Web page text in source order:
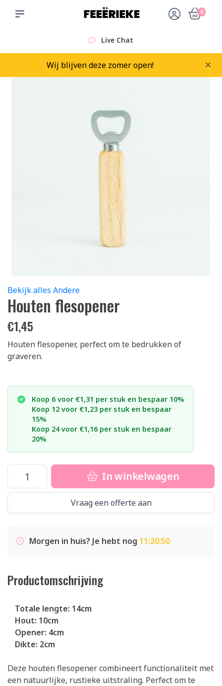
0
Live Chat
Wij blijven deze zomer open! ×
Bekijk alles Andere
Houten flesopener
€1,45
Houten flesopener, perfect om te bedrukken of
graveren.
Koop 6 voor €1,31 per stuk en bespaar 10%
Koop 12 voor €1,23 per stuk en bespaar
15%
Koop 24 voor €1,16 per stuk en bespaar
20%
In winkelwagen
Vraag een offerte aan
Morgen in huis? Je hebt nog 11:20:50
Productomschrijving
Totale lengte: 14cm
Hout: 10cm
Opener: 4cm
Dikte: 2cm
Deze houten flesopener combineert functionaliteit met
een natuurlijke, rustieke uitstraling. Perfect om te